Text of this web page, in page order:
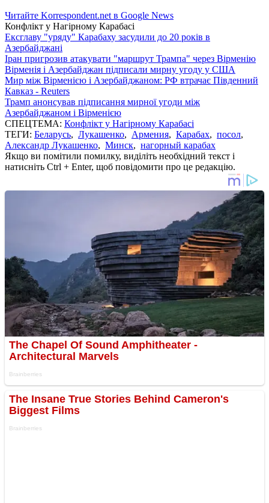
Читайте Korrespondent.net в Google News
Конфлікт у Нагірному Карабасі
Ексглаву "уряду" Карабаху засудили до 20 років в
Азербайджані
Іран пригрозив атакувати "маршрут Трампа" через Вірменію
Вірменія і Азербайджан підписали мирну угоду у США
Мир між Вірменією і Азербайджаном: РФ втрачає Південний
Кавказ - Reuters
Трамп анонсував підписання мирної угоди між
Азербайджаном і Вірменією
СПЕЦТЕМА: Конфлікт у Нагірному Карабасі
ТЕГИ: Беларусь, Лукашенко, Армения, Карабах, посол,
Александр Лукашенко, Минск, нагорный карабах
Якщо ви помітили помилку, виділіть необхідний текст і
натисніть Ctrl + Enter, щоб повідомити про це редакцію.